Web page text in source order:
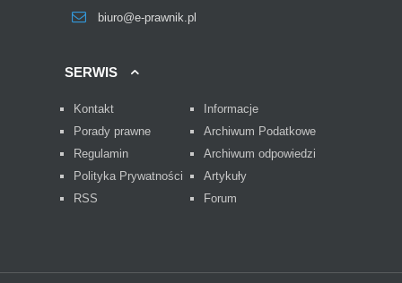
biuro@e-prawnik.pl
SERWIS
Kontakt
Porady prawne
Regulamin
Polityka Prywatności
RSS
Informacje
Archiwum Podatkowe
Archiwum odpowiedzi
Artykuły
Forum